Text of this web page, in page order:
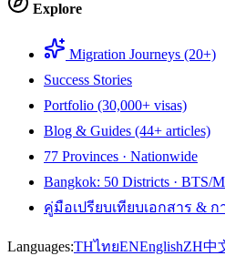
Explore
Migration Journeys (20+)
Success Stories
Portfolio (30,000+ visas)
Blog & Guides (44+ articles)
77 Provinces · Nationwide
Bangkok: 50 Districts · BTS/
คู่มือเปรียบเทียบเอกสาร & ก
Languages:THไทยENEnglishZH中